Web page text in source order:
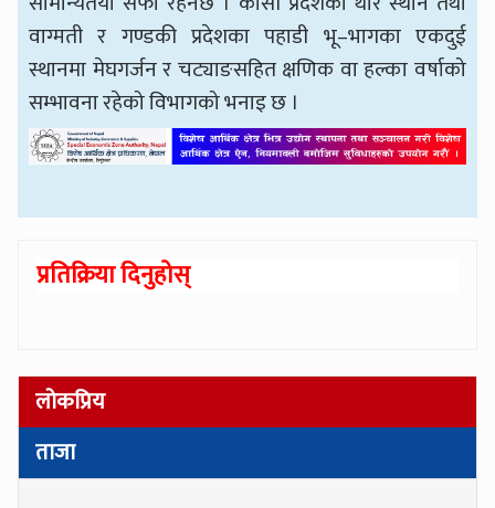
वाग्मती र गण्डकी प्रदेशका पहाडी भू–भागका एकदुई
स्थानमा मेघगर्जन र चट्याङसहित क्षणिक वा हल्का वर्षाको
सम्भावना रहेको विभागको भनाइ छ ।
प्रतिक्रिया दिनुहोस्
लोकप्रिय
ताजा